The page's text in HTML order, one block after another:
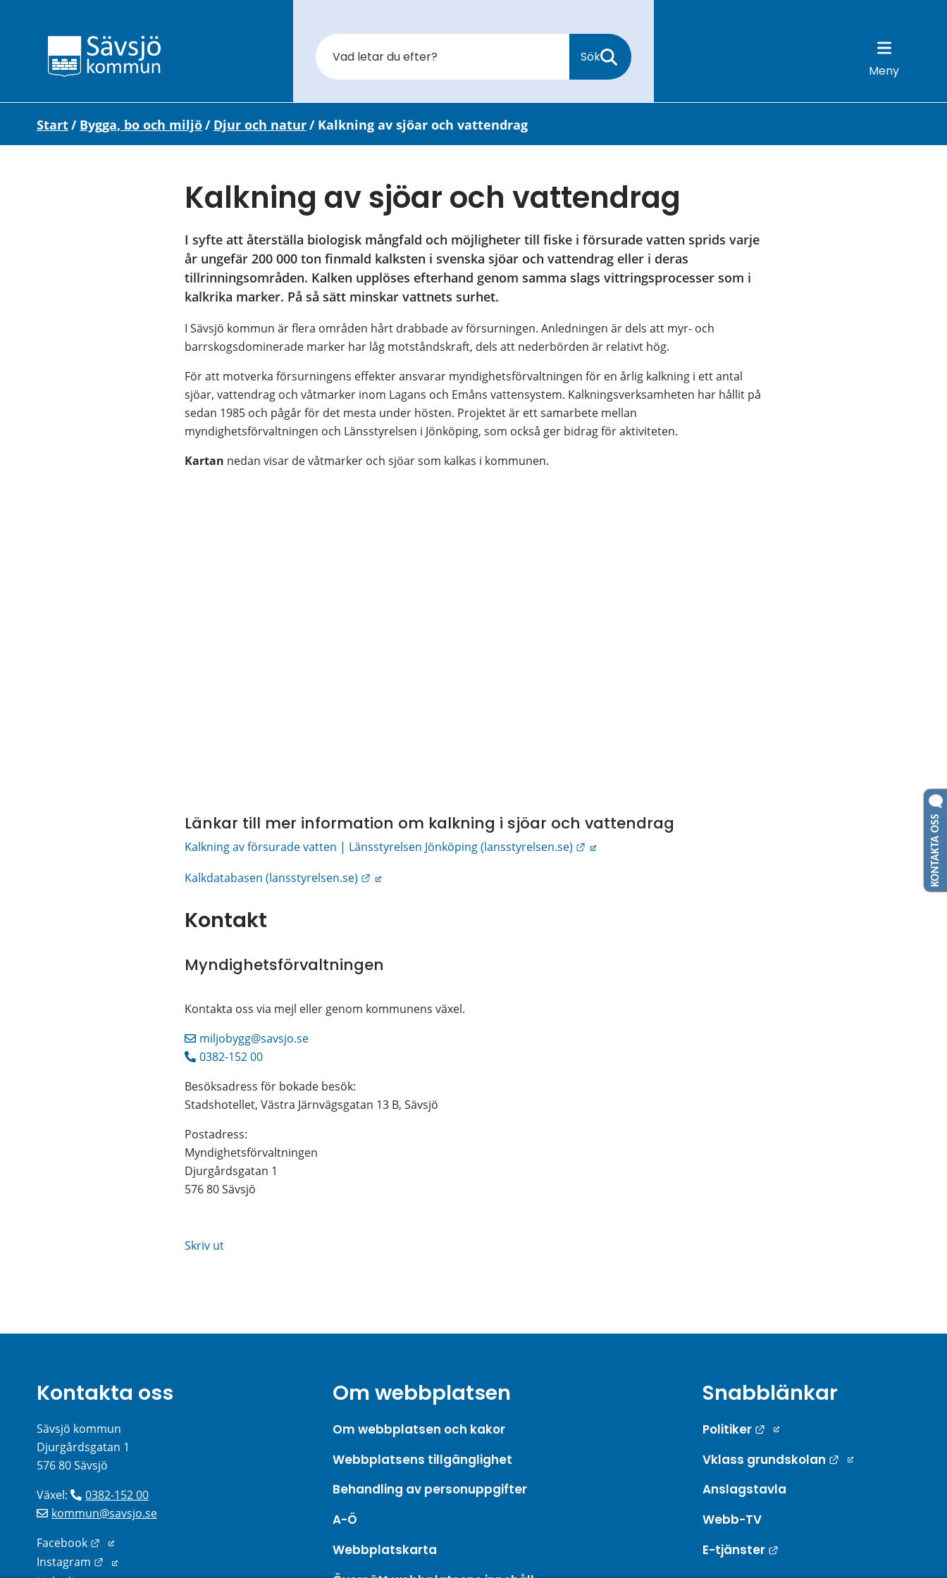
Sök
Meny
Start/ Bygga, bo och miljö/ Djur och natur/ Kalkning av sjöar och vattendrag
Kalkning av sjöar och vattendrag
I syfte att återställa biologisk mångfald och möjligheter till fiske i försurade vatten sprids varje
år ungefär 200 000 ton finmald kalksten i svenska sjöar och vattendrag eller i deras
tillrinningsområden. Kalken upplöses efterhand genom samma slags vittringsprocesser som i
kalkrika marker. På så sätt minskar vattnets surhet.
I Sävsjö kommun är flera områden hårt drabbade av försurningen. Anledningen är dels att myr- och
barrskogsdominerade marker har låg motståndskraft, dels att nederbörden är relativt hög.
För att motverka försurningens effekter ansvarar myndighetsförvaltningen för en årlig kalkning i ett antal
sjöar, vattendrag och våtmarker inom Lagans och Emåns vattensystem. Kalkningsverksamheten har hållit på
sedan 1985 och pågår för det mesta under hösten. Projektet är ett samarbete mellan
myndighetsförvaltningen och Länsstyrelsen i Jönköping, som också ger bidrag för aktiviteten.
Kartan nedan visar de våtmarker och sjöar som kalkas i kommunen.
Länkar till mer information om kalkning i sjöar och vattendrag
Kalkning av försurade vatten | Länsstyrelsen Jönköping (lansstyrelsen.se) Länk till annan webbplats.
Kalkdatabasen (lansstyrelsen.se) Länk till annan webbplats.
Kontakt
Myndighetsförvaltningen
Kontakta oss via mejl eller genom kommunens växel.
miljobygg@savsjo.se
0382-152 00
Besöksadress för bokade besök:
Stadshotellet, Västra Järnvägsgatan 13 B, Sävsjö
Postadress:
Myndighetsförvaltningen
Djurgårdsgatan 1
576 80 Sävsjö
Skriv ut
Kontakta oss
Sävsjö kommun
Djurgårdsgatan 1
576 80 Sävsjö
Växel:
0382-152 00
kommun@savsjo.se
Facebook
Länk till annan webbplats.
Instagram
Länk till annan webbplats.
Om webbplatsen
Om webbplatsen och kakor
Webbplatsens tillgänglighet
Behandling av personuppgifter
A-Ö
Webbplatskarta
Snabblänkar
Politiker
Länk till annan webbplats.
Vklass grundskolan
Länk till annan
Anslagstavla
Webb-TV
E-tjänster
KONTAKTA OSS